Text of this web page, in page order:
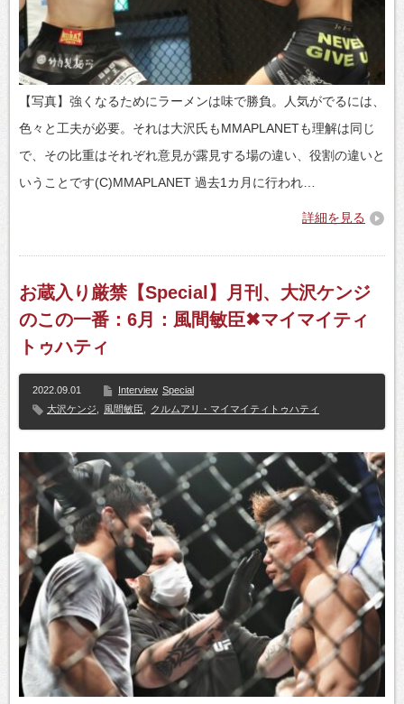
【写真】強くなるためにラーメンは味で勝負。人気がでるには、
色々と工夫が必要。それは大沢氏もMMAPLANETも理解は同じ
で、その比重はそれぞれ意見が露見する場の違い、役割の違いと
いうことです(C)MMAPLANET 過去1カ月に行われ…
詳細を見る
お蔵入り厳禁【Special】月刊、大沢ケンジ
のこの一番：6月：風間敏臣✖マイマイティ
トゥハティ
2022.09.01 Interview Special
大沢ケンジ
風間敏臣 クルムアリ・マイマイティトゥハティ